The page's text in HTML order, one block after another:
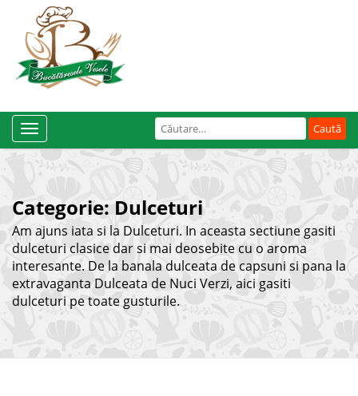
Caută
după:
Toggle
Navigation
Categorie: Dulceturi
Am ajuns iata si la Dulceturi. In aceasta sectiune gasiti
dulceturi clasice dar si mai deosebite cu o aroma
interesante. De la banala dulceata de capsuni si pana la
extravaganta Dulceata de Nuci Verzi, aici gasiti
dulceturi pe toate gusturile.